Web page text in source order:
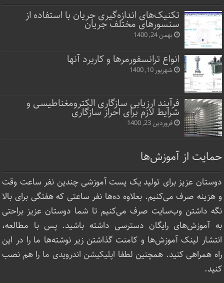
تکنیک‌های اندازه‌گیری جریان با استفاده از
سنسورهای مختلف جریان
بهمن 24, 1400
انواع ترانسفورمرها و کاربرد آنها
شهریور 10, 1400
فرآیند ارزیابی سازگاری الکترومغناطیسی و
شرایط لازم برای احراز سازگاری
فروردین 23, 1400
حمایت از آموزش‌ها
دوستان عزیز برای تولید یک پست آموزشی چندین نفر ساعت‌ وقت
و هزینه صرف می‌کنیم. بعلاوه ده‌ها نفر ساعتی که هفتگی برای بالا
نگه داشتن وب‌سایت صرف ‌می‌کنیم تا شما دوستان عزیز براحتی
به آموزش‌های رایگان دسترسی داشته باشید. پس با مطالعه،
انتشار لینک‌ آموزش‌ها و کامنت گذاشتن زیر نوشته‌‌ها ما را در این
راه همراهی کنید. همچنین لطفا اپلیکیشن اندرویدی ما را هم نصب
کنید.